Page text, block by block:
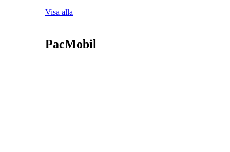
Visa alla
PacMobil